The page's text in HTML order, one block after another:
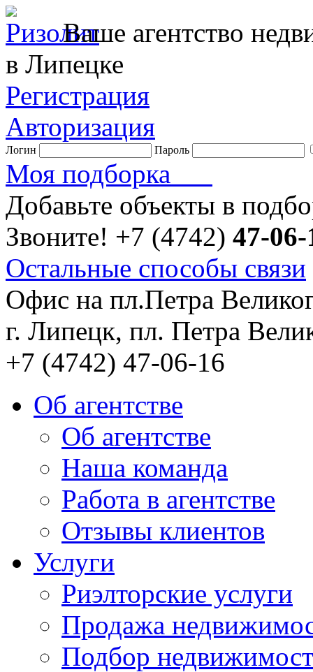
Ваше агентство
в Липецке
Регистрация
Авторизация
Логин Пароль
Моя подборка
Добавьте объекты в
Звоните! +7 (4742) 47-06-
Остальные способы связи
Офис на пл.Петра
г. Липецк, пл. Петра
+7 (4742) 47-06-16
Об агентстве
Об агентстве
Наша команда
Работа в агентстве
Отзывы клиентов
Услуги
Риэлторские услуги
Продажа
Подбор